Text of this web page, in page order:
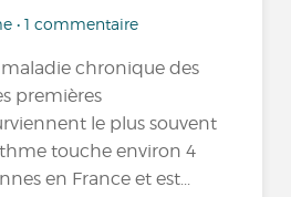
• 1 commentaire
chronique des
premières
le plus souvent
touche environ 4
en France et est...